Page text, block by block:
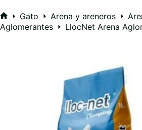
Inicio
Gato Arena y areneros
Aglomerantes
LlocNet Arena